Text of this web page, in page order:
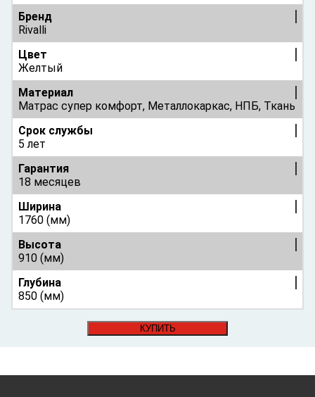
Бренд
Rivalli
Цвет
Желтый
Материал
Матрас супер комфорт, Металлокаркас, НПБ, Ткань
Срок службы
5 лет
Гарантия
18 месяцев
Ширина
1760 (мм)
Высота
910 (мм)
Глубина
850 (мм)
КУПИТЬ